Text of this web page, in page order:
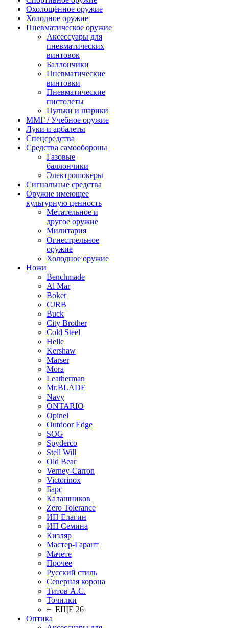
Охолощённое оружие
Холодное оружие
Пневматическое оружие
Аксессуары для
пневматических
винтовок
Баллончики
Пневматические
винтовки
Пневматические
пистолеты
Пульки и шарики
ММГ / Учебное оружие
Луки и арбалеты
Спецсредства
Средства самообороны
Газовые
баллончики
Электрошокеры
Сигнальные средства
Оружие имеющее
культурную ценность
Метательное и
другое оружие
Милитария
Огнестрельное
оружие
Холодное оружие
Ножи
Benchmade
Al Mar
Boker
CJRB
Buck
City Brother
Cold Steel
Helle
Kershaw
Marser
Mora
Leatherman
Mr.BLADE
Navy
ONTARIO
Opinel
Outdoor Edge
SOG
Spyderco
Stell Will
Old Bear
Verney-Carron
Victorinox
Барс
Калашников
Zero Tolerance
ИП Елагин
ИП Семина
Кизляр
Мастер-Гарант
Мачете
Прочее
Русский стиль
Северная корона
Титов А.С.
Точилки
+ ЕЩЕ 26
Оптика